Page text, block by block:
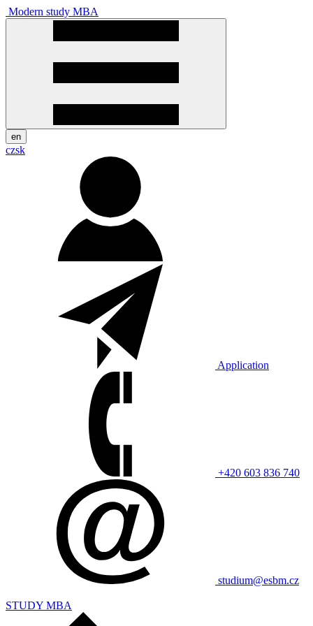
Modern study MBA
en
czsk
Application
+420 603 836 740
studium@esbm.cz
STUDY MBA